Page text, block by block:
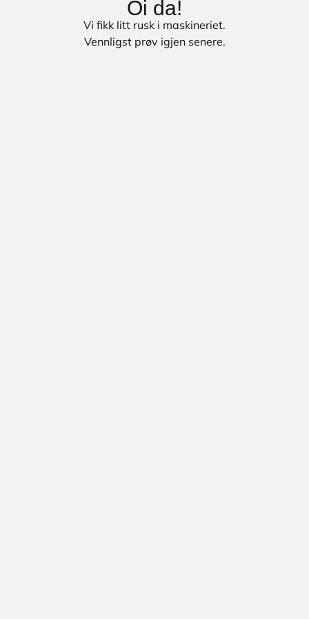
Oi da!
Vi fikk litt rusk i maskineriet.
Vennligst prøv igjen senere.